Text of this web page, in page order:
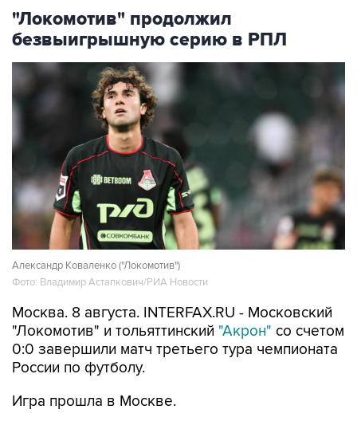
"Локомотив" продолжил
безвыигрышную серию в РПЛ
Александр Коваленко ("Локомотив")
Фото: Владимир Астапкович/РИА Новости
Москва. 8 августа. INTERFAX.RU - Московский
"Локомотив" и тольяттинский "Акрон" со счетом
0:0 завершили матч третьего тура чемпионата
России по футболу.
Игра прошла в Москве.